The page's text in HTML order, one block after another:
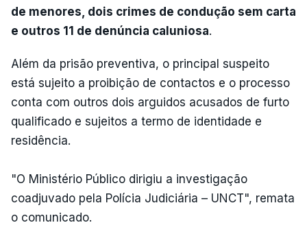
de menores, dois crimes de condução sem carta
e outros 11 de denúncia caluniosa.
Além da prisão preventiva, o principal suspeito
está sujeito a proibição de contactos e o processo
conta com outros dois arguidos acusados de furto
qualificado e sujeitos a termo de identidade e
residência.
"O Ministério Público dirigiu a investigação
coadjuvado pela Polícia Judiciária – UNCT", remata
o comunicado.